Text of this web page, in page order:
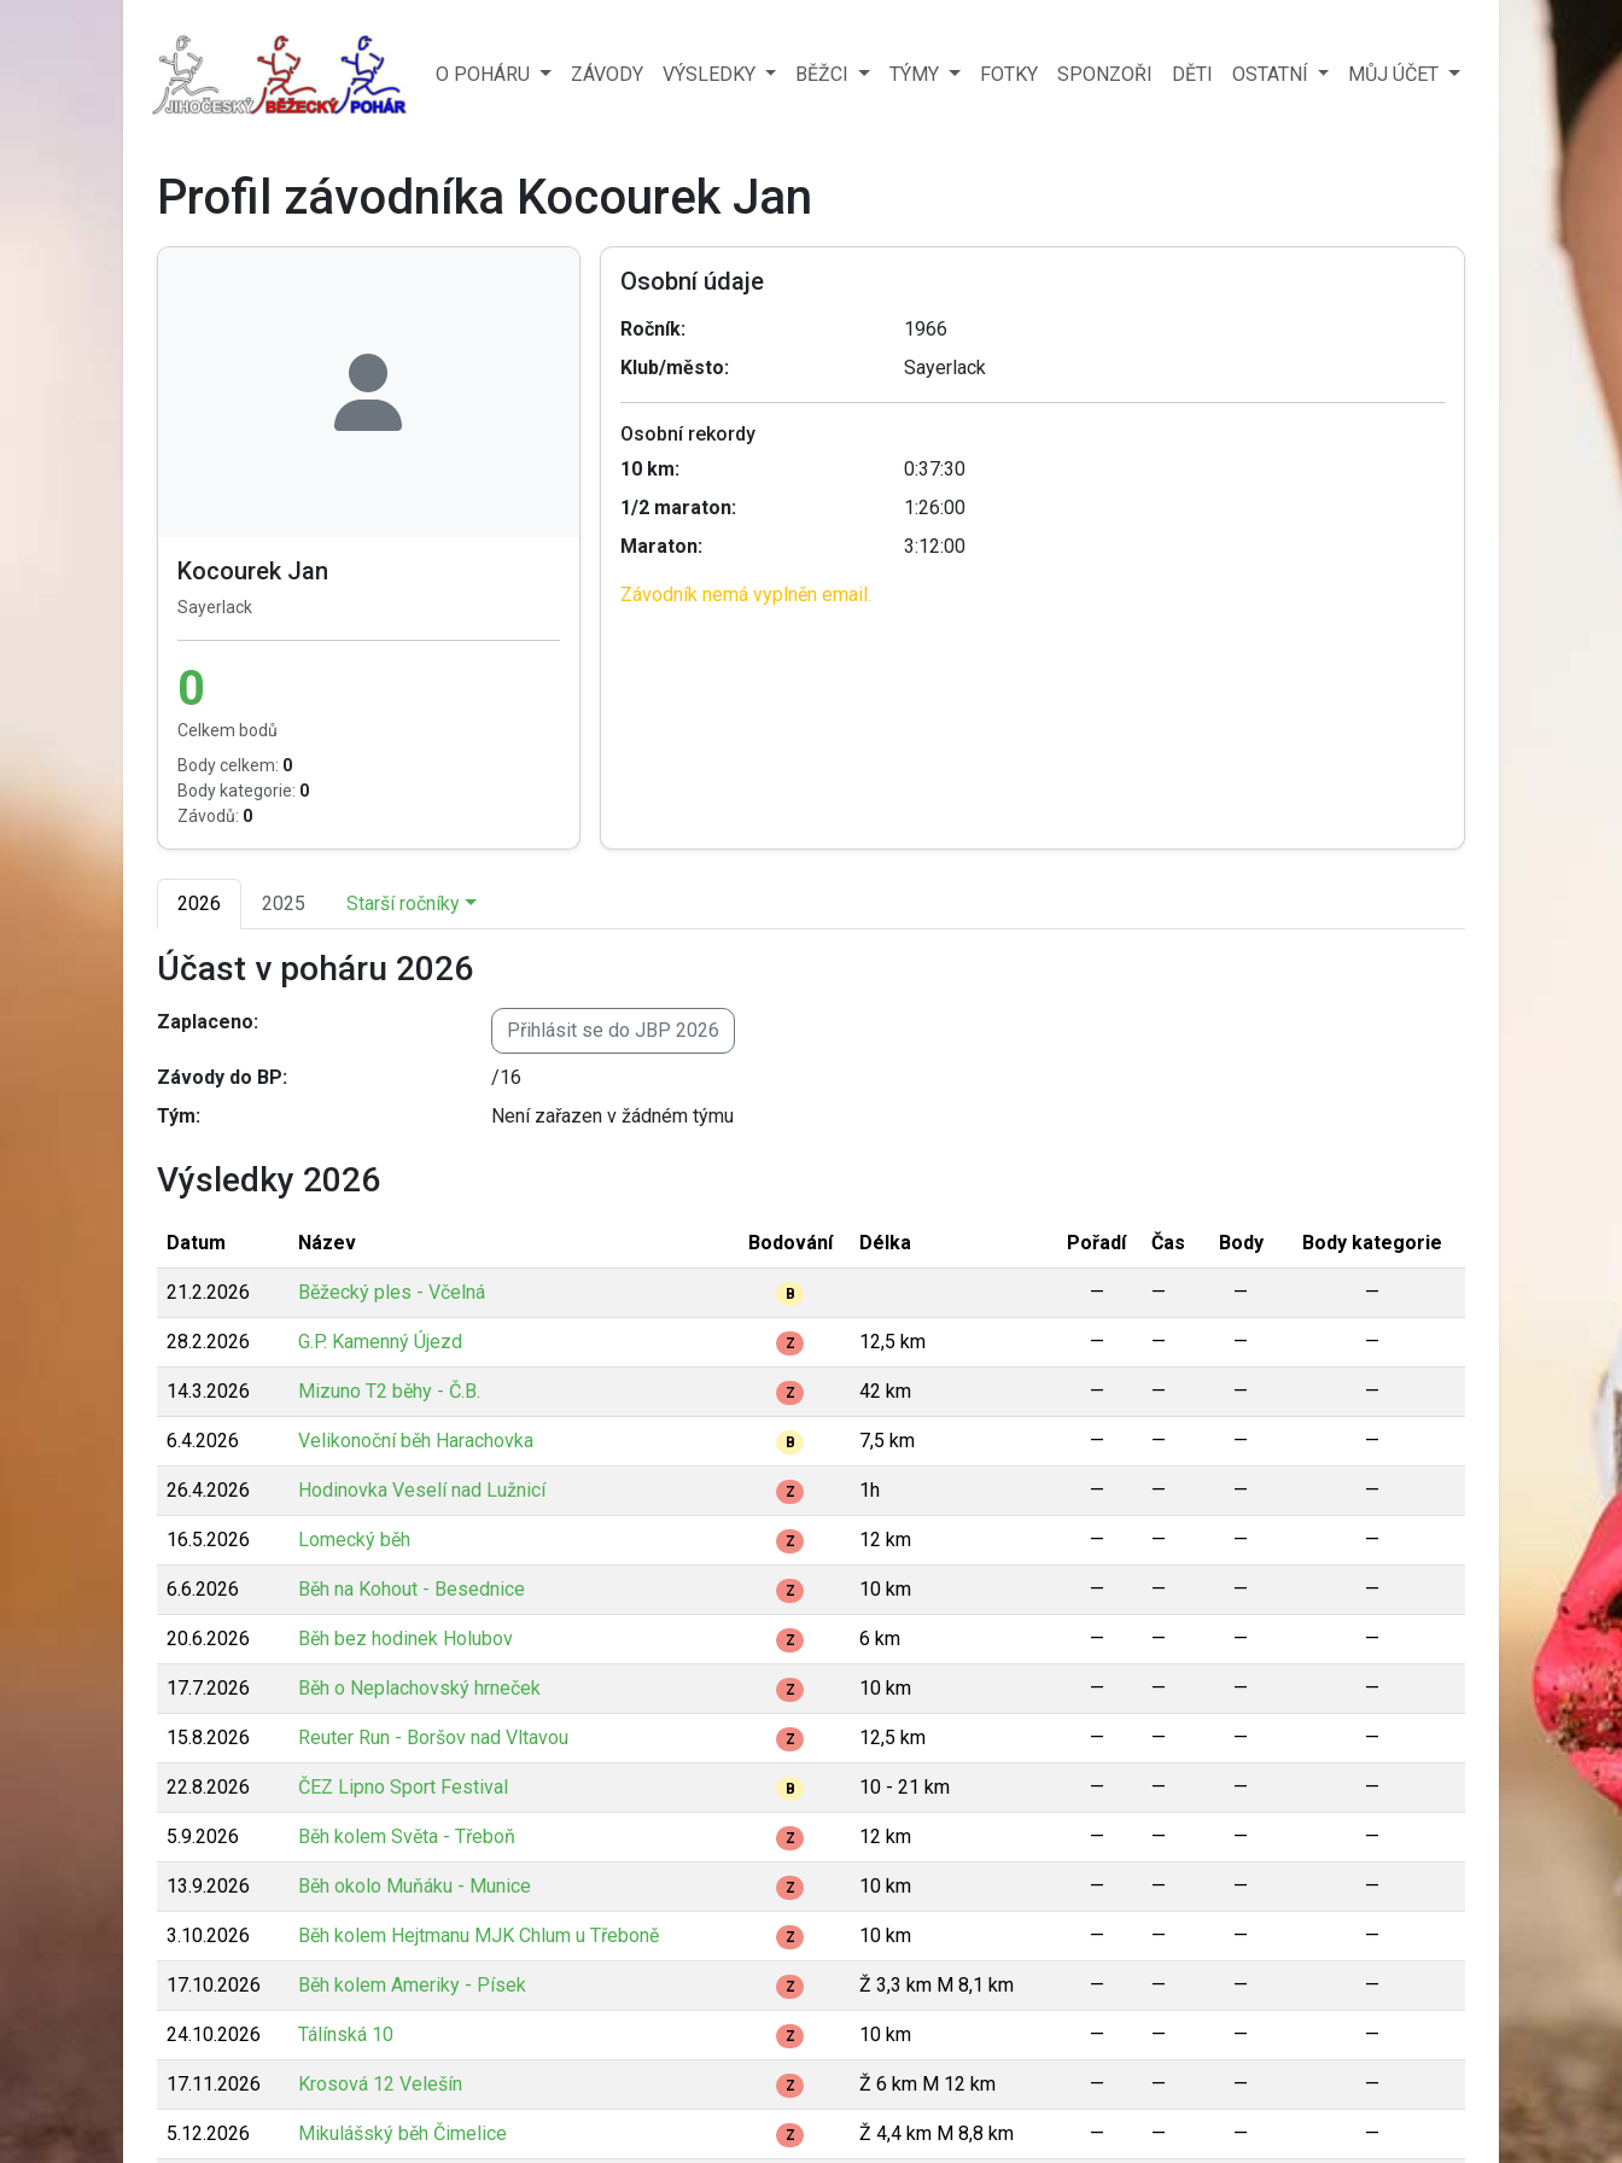
O POHÁRU ZÁVODY VÝSLEDKY BĚŽCI TÝMY FOTKY SPONZOŘI DĚTI OSTATNÍ MŮJ ÚČET
Profil závodníka Kocourek Jan
Kocourek Jan
Sayerlack
0
Celkem bodů
Body celkem: 0
Body kategorie: 0
Závodů: 0
Osobní údaje
Ročník:
1966
Klub/město:
Sayerlack
Osobní rekordy
10 km:
0:37:30
1/2 maraton:
1:26:00
Maraton:
3:12:00
Závodník nemá vyplněn email.
2026 2025 Starší ročníky
Účast v poháru 2026
Zaplaceno: Přihlásit se do JBP 2026
Závody do BP:
/16
Tým:
Není zařazen v žádném týmu
Výsledky 2026
Datum Název Bodování Délka Pořadí Čas Body Body kategorie
21.2.2026 Běžecký ples - Včelná B — — — —
28.2.2026 G.P. Kamenný Újezd Z 12,5 km — — — —
14.3.2026 Mizuno T2 běhy - Č.B. Z 42 km — — — —
6.4.2026 Velikonoční běh Harachovka B 7,5 km — — — —
26.4.2026 Hodinovka Veselí nad Lužnicí Z 1h — — — —
16.5.2026 Lomecký běh Z 12 km — — — —
6.6.2026 Běh na Kohout - Besednice Z 10 km — — — —
20.6.2026 Běh bez hodinek Holubov Z 6 km — — — —
17.7.2026 Běh o Neplachovský hrneček Z 10 km — — — —
15.8.2026 Reuter Run - Boršov nad Vltavou Z 12,5 km — — — —
22.8.2026 ČEZ Lipno Sport Festival B 10 - 21 km — — — —
5.9.2026 Běh kolem Světa - Třeboň Z 12 km — — — —
13.9.2026 Běh okolo Muňáku - Munice Z 10 km — — — —
3.10.2026 Běh kolem Hejtmanu MJK Chlum u Třeboně Z 10 km — — — —
17.10.2026 Běh kolem Ameriky - Písek Z Ž 3,3 km M 8,1 km — — — —
24.10.2026 Tálínská 10 Z 10 km — — — —
17.11.2026 Krosová 12 Velešín Z Ž 6 km M 12 km — — — —
5.12.2026 Mikulášský běh Čimelice Z Ž 4,4 km M 8,8 km — — — —